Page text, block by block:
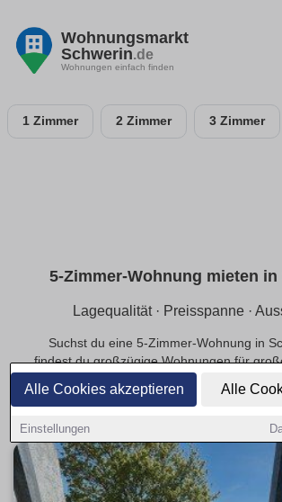
Alle Cookies akzeptieren Alle
Einstellungen
Wohnungsmarkt
Schwerin.de
Wohnungen einfach finden
1 Zimmer 2 Zimmer 3 Zimmer
5-Zimmer-Wohnung mieten in
Lagequalität · Preisspanne ·
Suchst du eine 5-Zimmer-Wohnung in
findest du großzügige Wohnungen für
exklusivere Ansprüche, in ruhiger oder
einer passenden